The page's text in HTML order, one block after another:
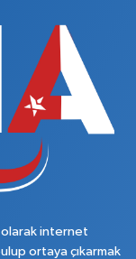
olarak internet
ortaya çıkarmak